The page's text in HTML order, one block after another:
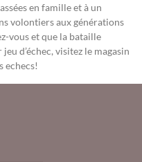
en famille et à un
volontiers aux générations
vous et que la bataille
d’échec, visitez le magasin
echecs!